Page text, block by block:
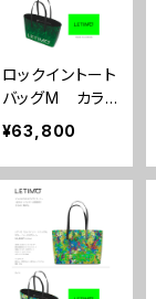
ロックイントート
バッグM カラ
ー/ミストラルグ
リーン ■配送
まで約１か月
¥63,800